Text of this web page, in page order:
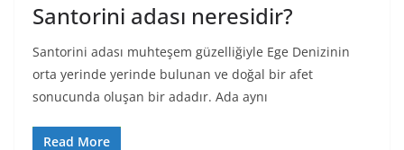
Santorini adası neresidir?
Santorini adası muhteşem güzelliğiyle Ege Denizinin
orta yerinde yerinde bulunan ve doğal bir afet
sonucunda oluşan bir adadır. Ada aynı
Read More